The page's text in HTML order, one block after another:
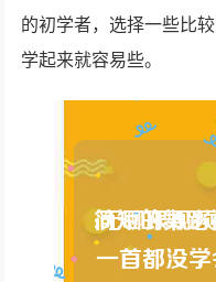
的初学者，选择一些比
学起来就容易些。